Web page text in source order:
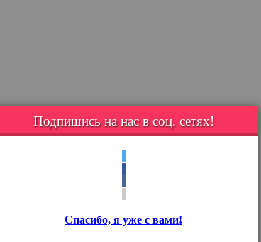
Подпишись на нас в соц. сетях!
Спасибо, я уже с вами!